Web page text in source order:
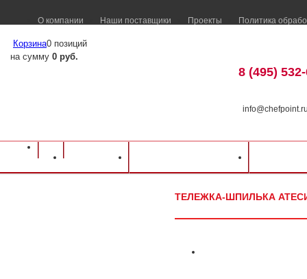
О компании Наши поставщики Проекты Политика
Корзина0 позиций
на сумму 0 руб.
8 (495)
Оборудование для ресторанов и кафе
ТЕЛЕЖКА-ШПИЛЬКА